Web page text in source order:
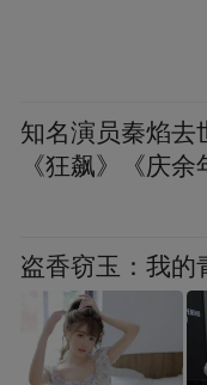
知名演员秦焰去
《狂飙》《庆余
盗香窃玉：我的